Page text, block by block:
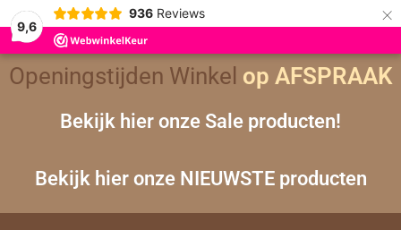
9,6
936 Reviews ×
Openingstijden Winkel op AFSPRAAK
Bekijk hier onze Sale producten!
Bekijk hier onze NIEUWSTE producten